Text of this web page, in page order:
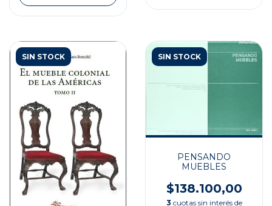
SIN STOCK SIN STOCK
PENSANDO
MUEBLES
$138.100,00
3 cuotas sin interés de